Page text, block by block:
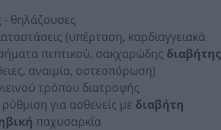
- θηλάζουσες
(υπέρταση, καρδιαγγειακά
πεπτικού, σακχαρώδης
αναιμία, οστεοπόρωση)
τρόπου διατροφής
ρύθμιση για ασθενείς με διαβήτη
παχυσαρκία